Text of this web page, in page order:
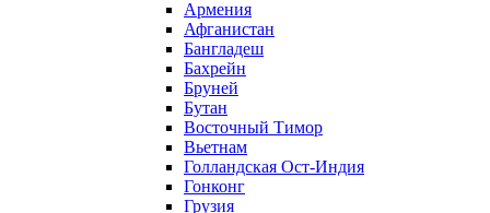
Армения
Афганистан
Бангладеш
Бахрейн
Бруней
Бутан
Восточный Тимор
Вьетнам
Голландская Ост-Индия
Гонконг
Грузия